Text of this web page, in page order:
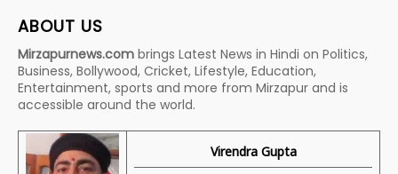
ABOUT US
Mirzapurnews.com brings Latest News in Hindi on Politics,
Business, Bollywood, Cricket, Lifestyle, Education,
Entertainment, sports and more from Mirzapur and is
accessible around the world.
Virendra Gupta